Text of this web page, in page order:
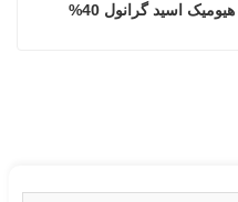
هیومیک اسید گرانول 40%